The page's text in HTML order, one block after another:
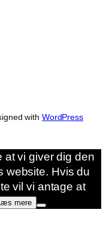
with WordPress
at vi giver dig den
website. Hvis du
vil vi antage at
Læs mere